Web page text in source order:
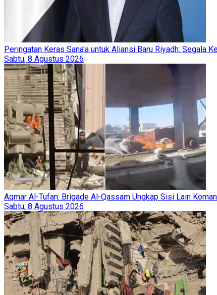
Peringatan Keras Sana'a untuk Aliansi Baru Riyadh: Segala
Sabtu, 8 Agustus 2026
Aqmar Al-Tufan: Brigade Al-Qassam Ungkap Sisi Lain
Sabtu, 8 Agustus 2026